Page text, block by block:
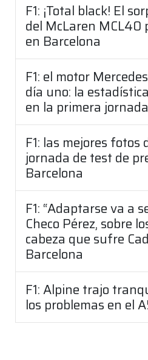
F1: ¡Total black! El
del McLaren MCL40
en Barcelona
F1: el motor
día uno: la
en la primera
F1: las mejores fotos
jornada de test de
Barcelona
F1: “Adaptarse va a
Checo Pérez, sobre
cabeza que sufre
Barcelona
F1: Alpine trajo
los problemas en el